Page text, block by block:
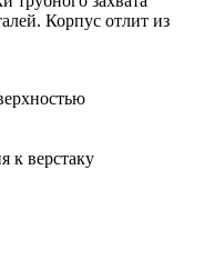
Корпус отлит из
к верстаку